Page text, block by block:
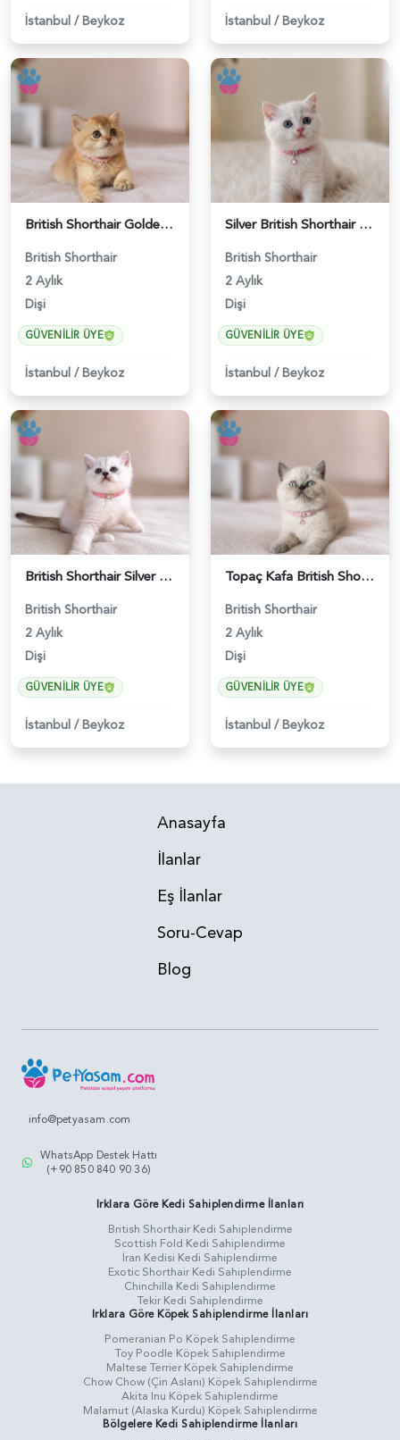
İstanbul /Beykoz İstanbul /Beykoz
British Shorthair Golden Muhteşem Yavrumuz - 5226
British Shorthair
2 Aylık
Dişi
GÜVENILIR ÜYE
İstanbul /Beykoz
Silver British Shorthair Güzelliğimiz 2 Aylık - 5227
British Shorthair
2 Aylık
Dişi
GÜVENILIR ÜYE
İstanbul /Beykoz
British Shorthair Silver Point Kızımız - 5228
British Shorthair
2 Aylık
Dişi
GÜVENILIR ÜYE
İstanbul /Beykoz
Topaç Kafa British Shorthair Blue Point Dişi - 5229
British Shorthair
2 Aylık
Dişi
GÜVENILIR ÜYE
İstanbul /Beykoz
Anasayfa
İlanlar
Eş İlanlar
Soru-Cevap
Blog
info@petyasam.com
WhatsApp Destek Hattı
(+90 850 840 90 36)
Irklara Göre Kedi Sahiplendirme İlanları
British Shorthair Kedi Sahiplendirme
Scottish Fold Kedi Sahiplendirme
İran Kedisi Kedi Sahiplendirme
Exotic Shorthair Kedi Sahiplendirme
Chinchilla Kedi Sahiplendirme
Tekir Kedi Sahiplendirme
Irklara Göre Köpek Sahiplendirme İlanları
Pomeranian Po Köpek Sahiplendirme
Toy Poodle Köpek Sahiplendirme
Maltese Terrier Köpek Sahiplendirme
Chow Chow (Çin Aslanı) Köpek Sahiplendirme
Akita Inu Köpek Sahiplendirme
Malamut (Alaska Kurdu) Köpek Sahiplendirme
Bölgelere Kedi Sahiplendirme İlanları